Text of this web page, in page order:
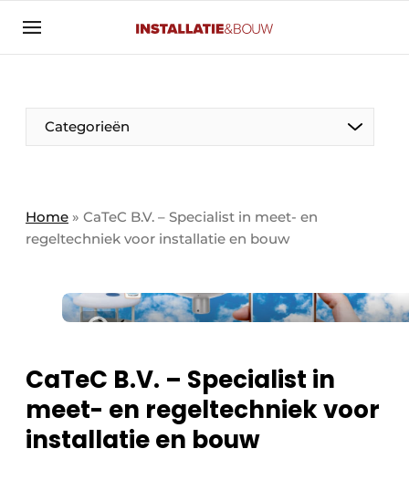
Aanmelden
Banner overzicht
BedrijvenAanmeldenBedankt voor de aanmelding
Contact
Evenement aanmelden
Meest gelezen
Podcasts
Privacy / Cookie statement
Vacature aanmelden
Categorieën
Panelgesprek
HVAC
Sanitair
Home » CaTeC B.V. – Specialist in meet- en
regeltechniek voor installatie en bouw
CaTeC B.V. – Specialist in
meet- en regeltechniek voor
installatie en bouw